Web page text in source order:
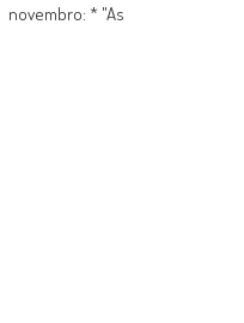
novembro: * "As